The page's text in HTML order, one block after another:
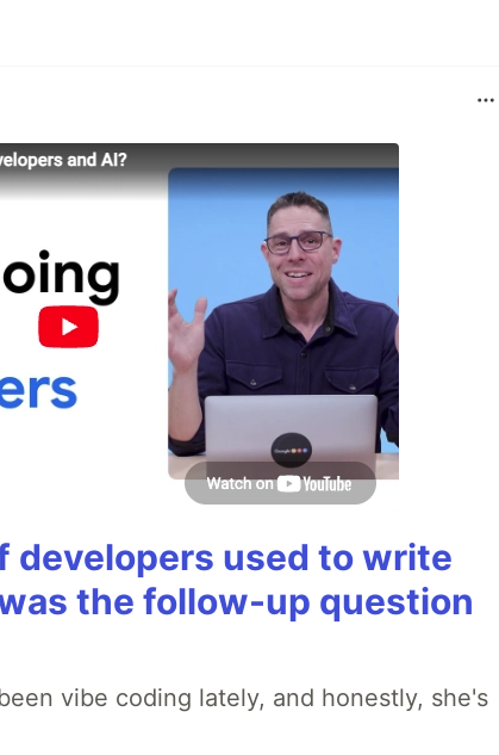
developers used to write
the follow-up question
vibe coding lately, and honestly, she's